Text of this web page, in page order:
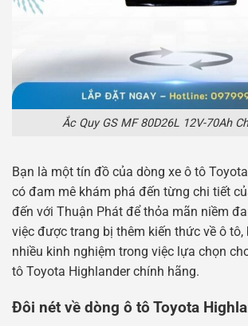
Ắc Quy GS MF 80D26L 12V-70Ah
Bạn là một tín đồ của dòng xe ô tô
có đam mê khám phá đến từng chi tiết
đến với Thuận Phát để thỏa mãn niềm
việc được trang bị thêm kiến thức về ô tô,
nhiều kinh nghiệm trong việc lựa chọn
tô Toyota Highlander chính hãng.
Đôi nét về dòng ô tô Toyota